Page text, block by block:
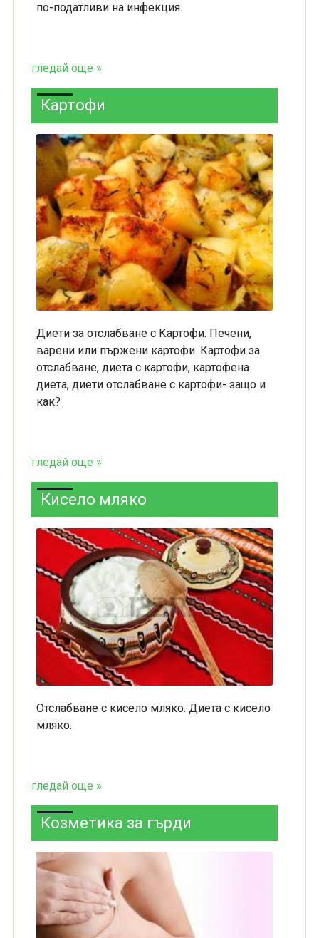
по-податливи на инфекция.
гледай още »
Картофи
Диети за отслабване с Картофи. Печени,
варени или пържени картофи. Картофи за
отслабване, диета с картофи, картофена
диета, диети отслабване с картофи- защо и
как?
гледай още »
Кисело мляко
Отслабване с кисело мляко. Диета с кисело
мляко.
гледай още »
Козметика за гърди